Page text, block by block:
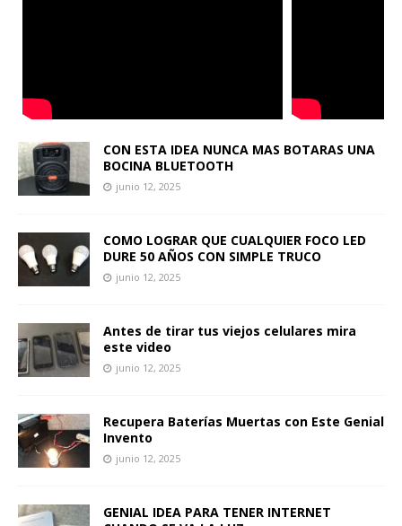
CON ESTA IDEA NUNCA MAS BOTARAS UNA
BOCINA BLUETOOTH
junio 12, 2025
COMO LOGRAR QUE CUALQUIER FOCO LED
DURE 50 AÑOS CON SIMPLE TRUCO
junio 12, 2025
Antes de tirar tus viejos celulares mira
este video
junio 12, 2025
Recupera Baterías Muertas con Este Genial
Invento
junio 12, 2025
GENIAL IDEA PARA TENER INTERNET